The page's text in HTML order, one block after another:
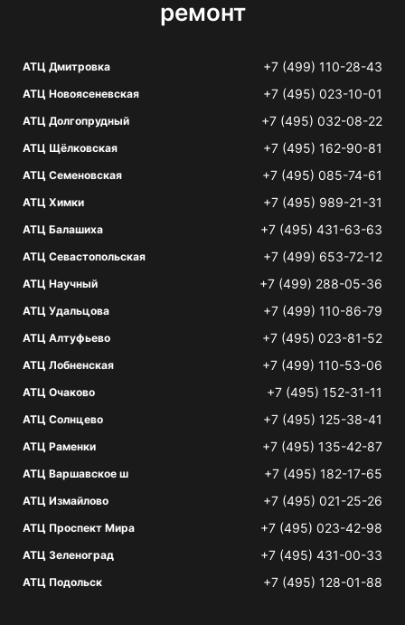
ремонт
АТЦ Дмитровка +7 (499) 110-28-43
АТЦ Новоясеневская +7 (495) 023-10-01
АТЦ Долгопрудный +7 (495) 032-08-22
АТЦ Щёлковская +7 (495) 162-90-81
АТЦ Семеновская +7 (495) 085-74-61
АТЦ Химки +7 (495) 989-21-31
АТЦ Балашиха +7 (495) 431-63-63
АТЦ Севастопольская +7 (499) 653-72-12
АТЦ Научный +7 (499) 288-05-36
АТЦ Удальцова +7 (499) 110-86-79
АТЦ Алтуфьево +7 (495) 023-81-52
АТЦ Лобненская +7 (499) 110-53-06
АТЦ Очаково +7 (495) 152-31-11
АТЦ Солнцево +7 (495) 125-38-41
АТЦ Раменки +7 (495) 135-42-87
АТЦ Варшавское ш +7 (495) 182-17-65
АТЦ Измайлово +7 (495) 021-25-26
АТЦ Проспект Мира +7 (495) 023-42-98
АТЦ Зеленоград +7 (495) 431-00-33
АТЦ Подольск +7 (495) 128-01-88